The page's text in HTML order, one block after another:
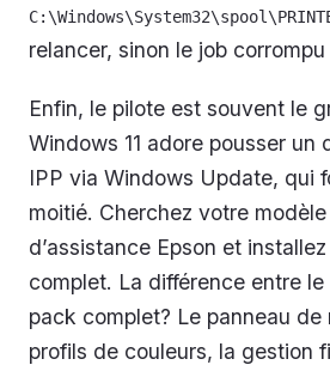
relancer, sinon le job
Enfin, le pilote est souvent le
Windows 11 adore pousser un
IPP via Windows Update, qui
moitié. Cherchez votre
d’assistance Epson et
complet. La différence entre
pack complet? Le panneau de
profils de couleurs, la gestion